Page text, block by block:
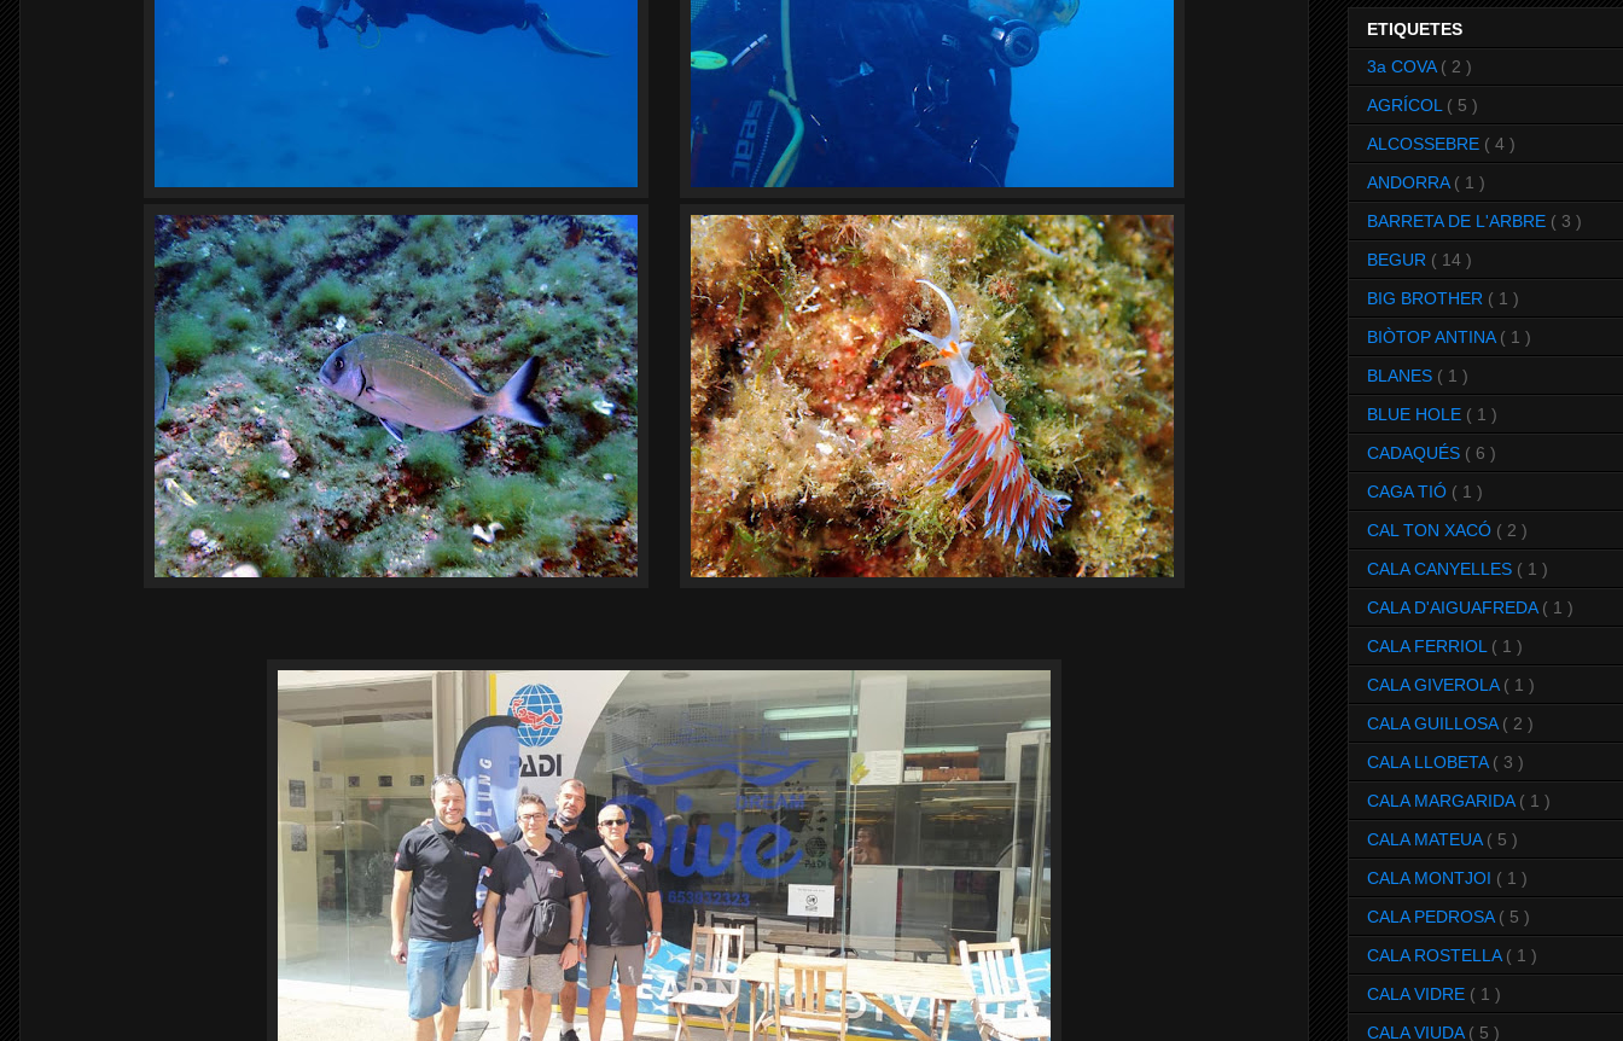
ETIQUETES
3a COVA ( 2 )
AGRÍCOL ( 5 )
ALCOSSEBRE ( 4 )
ANDORRA ( 1 )
BARRETA DE L'ARBRE ( 3 )
BEGUR ( 14 )
BIG BROTHER ( 1 )
BIÒTOP ANTINA ( 1 )
BLANES ( 1 )
BLUE HOLE ( 1 )
CADAQUÉS ( 6 )
CAGA TIÓ ( 1 )
CAL TON XACÓ ( 2 )
CALA CANYELLES ( 1 )
CALA D'AIGUAFREDA ( 1 )
CALA FERRIOL ( 1 )
CALA GIVEROLA ( 1 )
CALA GUILLOSA ( 2 )
CALA LLOBETA ( 3 )
CALA MARGARIDA ( 1 )
CALA MATEUA ( 5 )
CALA MONTJOI ( 1 )
CALA PEDROSA ( 5 )
CALA ROSTELLA ( 1 )
CALA VIDRE ( 1 )
CALA VIUDA ( 5 )